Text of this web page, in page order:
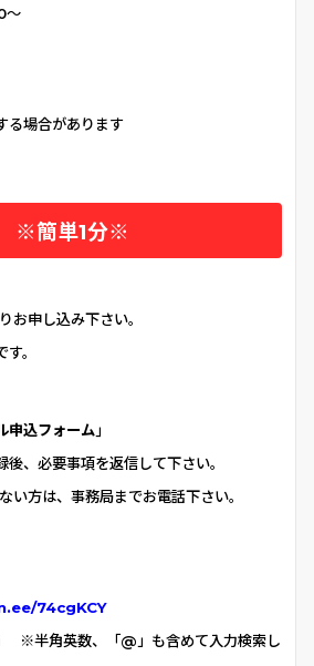
〜
る場合があります
※簡単1分※
お申し込み下さい。
。
申込フォーム｣
、必要事項を返信して下さい。
い方は、事務局までお電話下さい。
74cgKCY
※半角英数、「@」も含めて入力検索し